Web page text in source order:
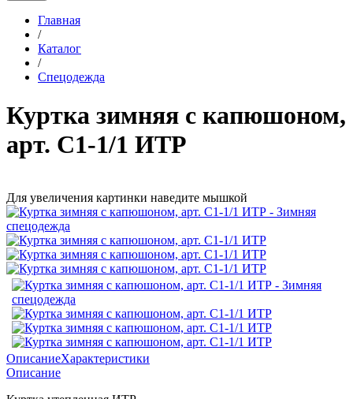
Главная
/
Каталог
/
Спецодежда
Куртка зимняя с капюшоном,
арт. С1-1/1 ИТР
Для увеличения картинки наведите мышкой
ОписаниеХарактеристики
Описание